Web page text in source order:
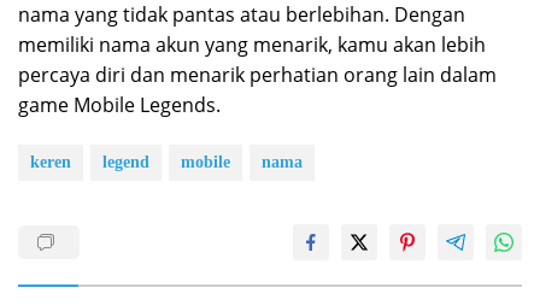
nama yang tidak pantas atau berlebihan. Dengan
memiliki nama akun yang menarik, kamu akan lebih
percaya diri dan menarik perhatian orang lain dalam
game Mobile Legends.
keren legend mobile nama